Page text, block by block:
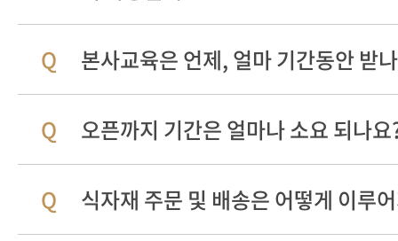
본사교육은 언제, 얼마 기간동안 받
오픈까지 기간은 얼마나 소요 되나요
식자재 주문 및 배송은 어떻게 이루